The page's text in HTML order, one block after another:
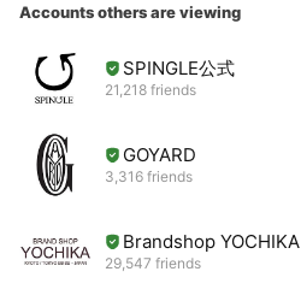
Accounts others are viewing
SPINGLE公式
21,218 friends
GOYARD
3,316 friends
Brandshop YOCHIKA
29,547 friends